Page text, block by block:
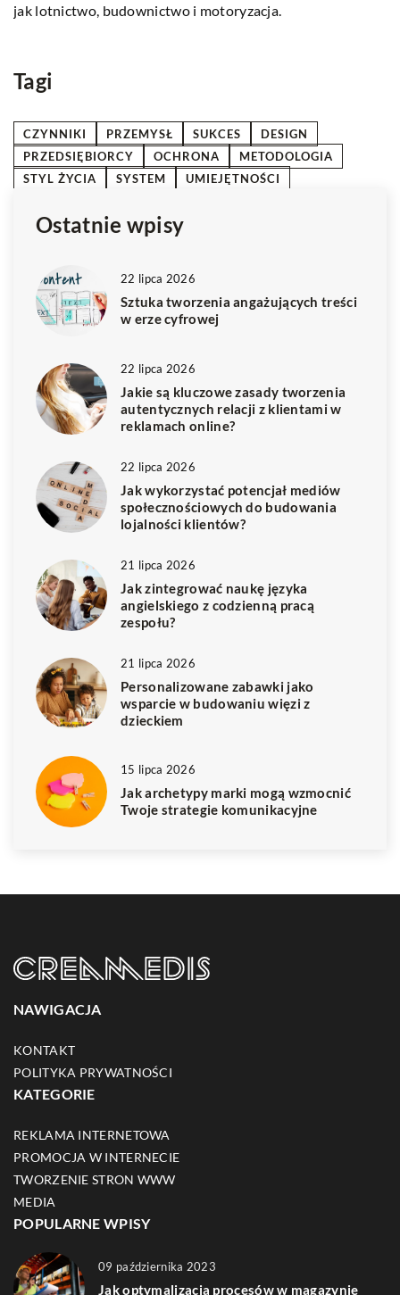
jak lotnictwo, budownictwo i motoryzacja.
Tagi
CZYNNIKI PRZEMYSŁ SUKCES
DESIGN
PRZEDSIĘBIORCY
OCHRONA
METODOLOGIA
STYL ŻYCIA
SYSTEM UMIEJĘTNOŚCI
Ostatnie wpisy
22 lipca 2026
Sztuka tworzenia angażujących treści
w erze cyfrowej
22 lipca 2026
Jakie są kluczowe zasady tworzenia
autentycznych relacji z klientami w
reklamach online?
22 lipca 2026
Jak wykorzystać potencjał mediów
społecznościowych do budowania
lojalności klientów?
21 lipca 2026
Jak zintegrować naukę języka
angielskiego z codzienną pracą
zespołu?
21 lipca 2026
Personalizowane zabawki jako
wsparcie w budowaniu więzi z
dzieckiem
15 lipca 2026
Jak archetypy marki mogą wzmocnić
Twoje strategie komunikacyjne
NAWIGACJA
KONTAKT
POLITYKA PRYWATNOŚCI
KATEGORIE
REKLAMA INTERNETOWA
PROMOCJA W INTERNECIE
TWORZENIE STRON WWW
MEDIA
POPULARNE WPISY
09 października 2023
Jak optymalizacja procesów w magazynie